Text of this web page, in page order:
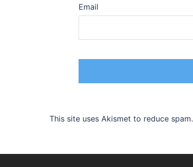
Email
This site uses Akismet to reduce spam.